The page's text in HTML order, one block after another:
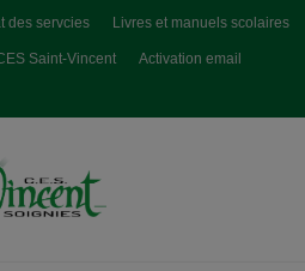
des servcies Livres et manuels scolaires
Saint-Vincent Activation email